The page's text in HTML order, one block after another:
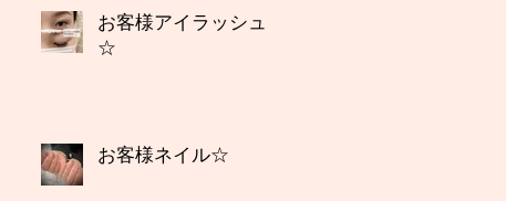
お客様アイラッシュ
☆
お客様ネイル☆